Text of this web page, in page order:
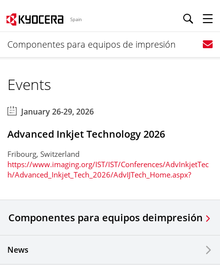
Spain
Componentes para equipos de impresión
Events
January 26-29, 2026
Advanced Inkjet Technology 2026
Fribourg, Switzerland
https://www.imaging.org/IST/IST/Conferences/AdvInkjetTec
h/Advanced_Inkjet_Tech_2026/AdvIJTech_Home.aspx?
Componentes para equipos deimpresión
News